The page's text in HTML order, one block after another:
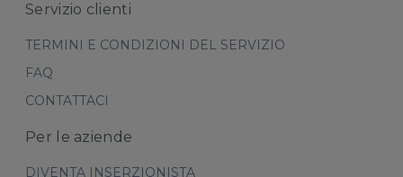
Servizio clienti
TERMINI E CONDIZIONI DEL SERVIZIO
FAQ
CONTATTACI
Per le aziende
DIVENTA INSERZIONISTA